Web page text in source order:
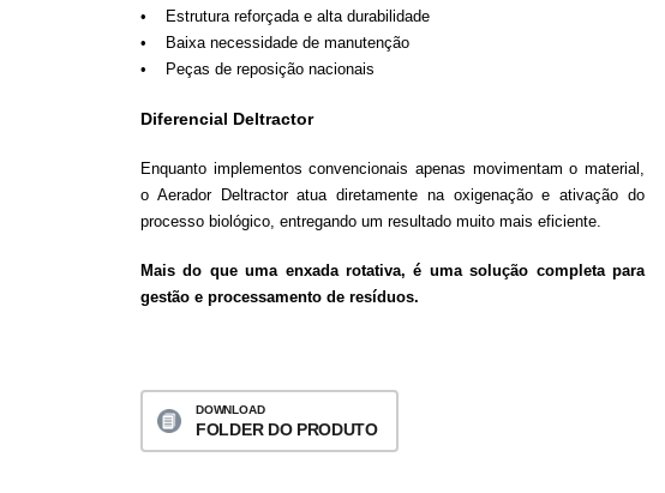
• Estrutura reforçada e alta durabilidade
• Baixa necessidade de manutenção
• Peças de reposição nacionais
Diferencial Deltractor
Enquanto implementos convencionais apenas movimentam o material,
o Aerador Deltractor atua diretamente na oxigenação e ativação do
processo biológico, entregando um resultado muito mais eficiente.
Mais do que uma enxada rotativa, é uma solução completa para
gestão e processamento de resíduos.
DOWNLOAD
FOLDER DO PRODUTO